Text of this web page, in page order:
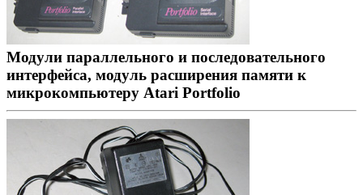
Модули параллельного и последовательного
интерфейса, модуль расширения памяти к
микрокомпьютеру Atari Portfolio